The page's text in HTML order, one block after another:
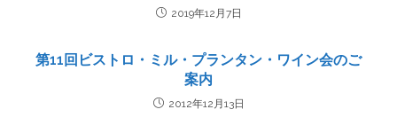
2019年12月7日
第11回ビストロ・ミル・プランタン・ワイン会のご
案内
2012年12月13日